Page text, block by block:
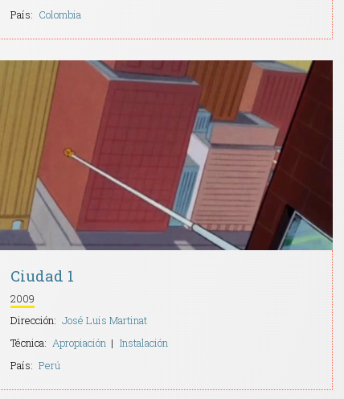
País: Colombia
Ciudad 1
2009
Dirección: José Luis Martinat
Técnica: Apropiación
Instalación
País: Perú